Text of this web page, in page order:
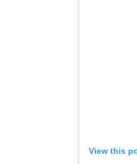
View this